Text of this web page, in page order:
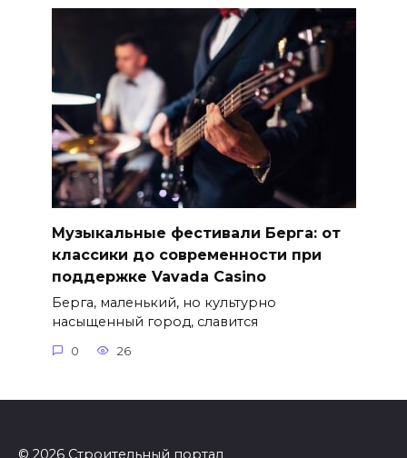
Музыкальные фестивали Берга: от
классики до современности при
поддержке Vavada Casino
Берга, маленький, но культурно
насыщенный город, славится
0 26
© 2026 Строительный портал